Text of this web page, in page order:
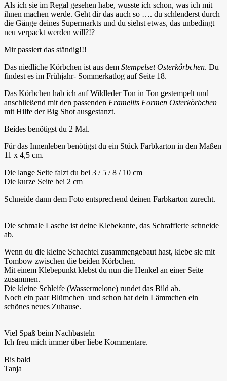
Als ich sie im Regal gesehen habe, wusste ich schon, was ich mit
ihnen machen werde. Geht dir das auch so …. du schlenderst durch
die Gänge deines Supermarkts und du siehst etwas, das unbedingt
neu verpackt werden will?!?
Mir passiert das ständig!!!
Das niedliche Körbchen ist aus dem Stempelset Osterkörbchen. Du
findest es im Frühjahr- Sommerkatlog auf Seite 18.
Das Körbchen hab ich auf Wildleder Ton in Ton gestempelt und
anschließend mit den passenden Framelits Formen Osterkörbchen
mit Hilfe der Big Shot ausgestanzt.
Beides benötigst du 2 Mal.
Für das Innenleben benötigst du ein Stück Farbkarton in den Maßen
11 x 4,5 cm.
Die lange Seite falzt du bei 3 / 5 / 8 / 10 cm
Die kurze Seite bei 2 cm
Schneide dann dem Foto entsprechend deinen Farbkarton zurecht.
Die schmale Lasche ist deine Klebekante, das Schraffierte schneide
ab.
Wenn du die kleine Schachtel zusammengebaut hast, klebe sie mit
Tombow zwischen die beiden Körbchen.
Mit einem Klebepunkt klebst du nun die Henkel an einer Seite
zusammen.
Die kleine Schleife (Wassermelone) rundet das Bild ab.
Noch ein paar Blümchen und schon hat dein Lämmchen ein
schönes neues Zuhause.
Viel Spaß beim Nachbasteln
Ich freu mich immer über liebe Kommentare.
Bis bald
Tanja